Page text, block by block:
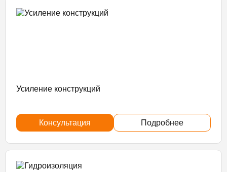
Усиление конструкций
Консультация Подробнее